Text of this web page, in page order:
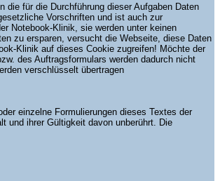
die für die Durchführung dieser Aufgaben Daten
Vorschriften und ist auch zur
Notebook-Klinik, sie werden unter keinen
zu ersparen, versucht die Webseite, diese Daten
Klinik auf dieses Cookie zugreifen! Möchte der
des Auftragsformulars werden dadurch nicht
verschlüsselt übertragen
einzelne Formulierungen dieses Textes der
und ihrer Gültigkeit davon unberührt. Die